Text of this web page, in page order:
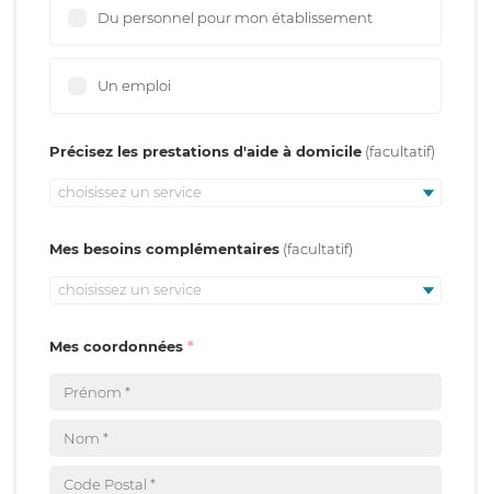
Du personnel pour mon établissement
Un emploi
Précisez les prestations d'aide à domicile
choisissez un service
Mes besoins complémentaires
choisissez un service
Mes coordonnées